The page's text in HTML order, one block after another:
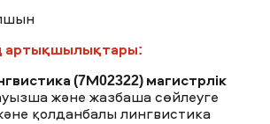
ғылым
және қолдау
артықшылықтары:
(7M02322) магистрлік
және жазбаша сөйлеуге
қолданбалы лингвистика